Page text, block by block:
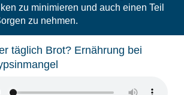
zu minimieren und auch einen Teil
zu nehmen.
täglich Brot? Ernährung bei